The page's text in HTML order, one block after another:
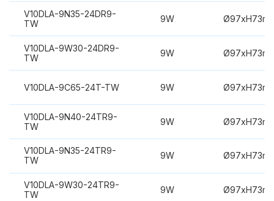
V10DLA-9N35-24DR9-
TW
9W
V10DLA-9W30-24DR9-
TW
9W
V10DLA-9C65-24T-TW 9W
V10DLA-9N40-24TR9-
TW
9W
V10DLA-9N35-24TR9-
TW
9W
V10DLA-9W30-24TR9-
TW
9W